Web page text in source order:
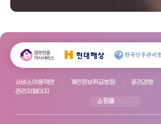
서비스이용약관 개인정보취급방침 윤리강령
관리자페이지
쇼핑몰